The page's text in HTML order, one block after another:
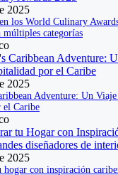
2025
los World Culinary
múltiples categorías
2025
Adventure: Un
el Caribe
2025
hogar con inspiración